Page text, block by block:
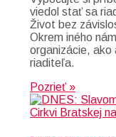
viedol stať sa
Život bez
Okrem iného
organizácie, ako
riaditeľa.
Pozrieť »